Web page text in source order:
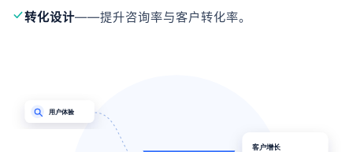
转化设计——提升咨询率与客户转化率。